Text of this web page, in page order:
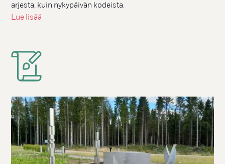
arjesta, kuin nykypäivän kodeista.
Lue lisää